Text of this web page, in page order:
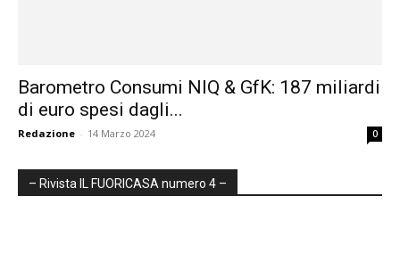
Barometro Consumi NIQ & GfK: 187 miliardi
di euro spesi dagli...
Redazione - 14 Marzo 2024 0
– Rivista IL FUORICASA numero 4 –